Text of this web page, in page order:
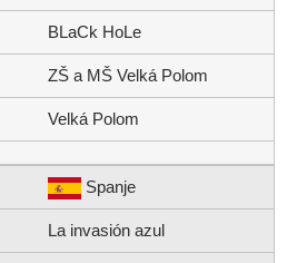
BLaCk HoLe
ZŠ a MŠ Velká Polom
Velká Polom
Spanje
La invasión azul